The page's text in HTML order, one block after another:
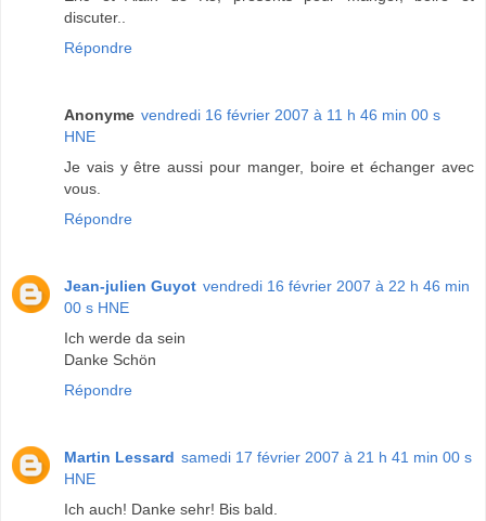
discuter..
Répondre
Anonyme vendredi 16 février 2007 à 11 h 46 min 00 s
HNE
Je vais y être aussi pour manger, boire et échanger avec
vous.
Répondre
Jean-julien Guyot vendredi 16 février 2007 à 22 h 46 min
00 s HNE
Ich werde da sein
Danke Schön
Répondre
Martin Lessard samedi 17 février 2007 à 21 h 41 min 00 s
HNE
Ich auch! Danke sehr! Bis bald.